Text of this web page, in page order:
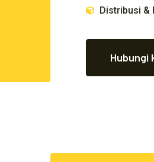
Distribusi &
Hubungi